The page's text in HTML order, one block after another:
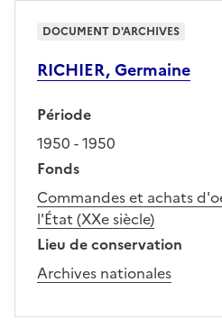
RICHIER, Germaine
Période
1950 - 1950
Fonds
Commandes et achats
l'État (XXe siècle)
Lieu de conservation
Archives nationales
DOCUMENT D'ARCHIVES